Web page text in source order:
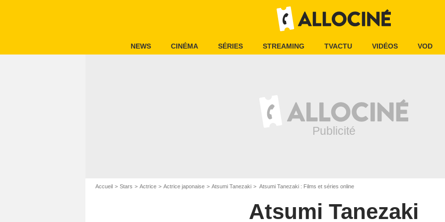
NEWS CINÉMA SÉRIES STREAMING TVACTU VIDÉOS VOD
Accueil Stars Actrice Actrice japonaise Atsumi Tanezaki Atsumi Tanezaki : Films et séries online
Atsumi Tanezaki